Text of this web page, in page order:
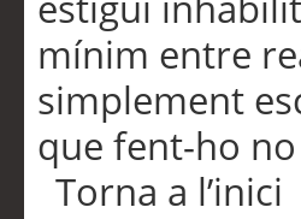
mínim entre
simplement
que fent-ho
Torna a l’inici